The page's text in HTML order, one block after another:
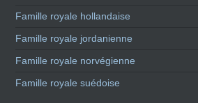
Famille royale hollandaise
Famille royale jordanienne
Famille royale norvégienne
Famille royale suédoise